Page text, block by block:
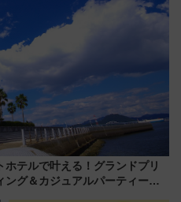
ホテルで叶える！グランドプリ
ング＆カジュアルパーティープ